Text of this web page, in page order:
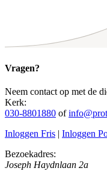
Vragen?
Neem contact op met de
Kerk:
030-8801880 of
Inloggen Fris | Inloggen
Bezoekadres:
Joseph Haydnlaan 2a